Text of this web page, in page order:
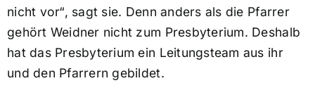
nicht vor“, sagt sie. Denn anders als die Pfarrer
gehört Weidner nicht zum Presbyterium. Deshalb
hat das Presbyterium ein Leitungsteam aus ihr
und den Pfarrern gebildet.